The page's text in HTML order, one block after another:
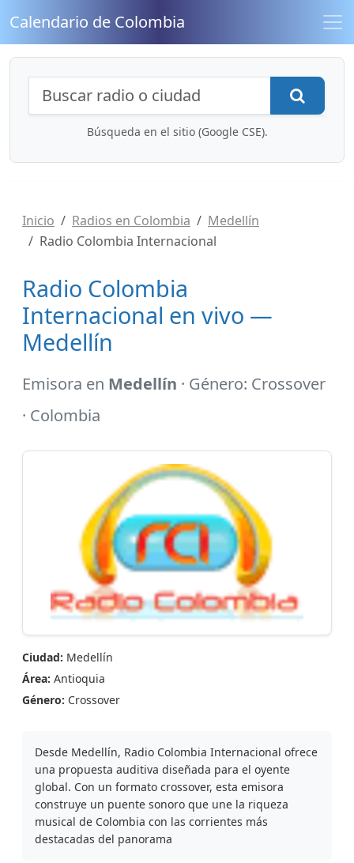
Calendario de Colombia
Búsqueda de radios y contenidos
Búsqueda en el sitio (Google CSE).
Inicio Radios en Colombia
Medellín
Radio Colombia Internacional
Radio Colombia
Internacional en vivo —
Medellín
Emisora en Medellín · Género: Crossover
· Colombia
Ciudad: Medellín
Área: Antioquia
Género: Crossover
Desde Medellín, Radio Colombia Internacional ofrece
una propuesta auditiva diseñada para el oyente
global. Con un formato crossover, esta emisora
construye un puente sonoro que une la riqueza
musical de Colombia con las corrientes más
destacadas del panorama